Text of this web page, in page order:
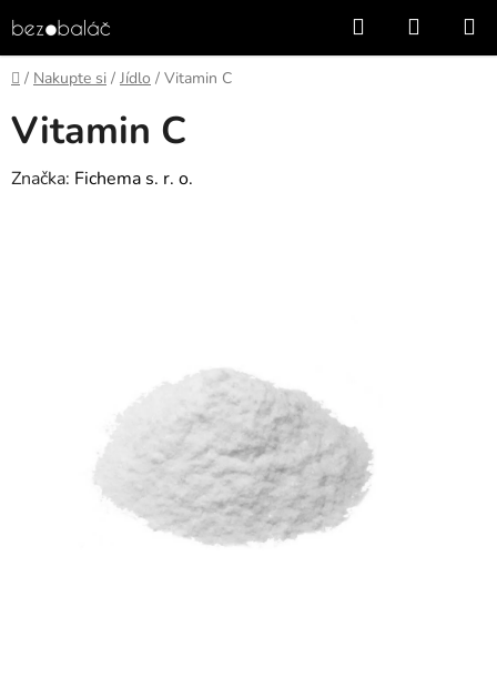
na
obsah
Hledat
KOŠÍK
Domů
/ Nakupte si / Jídlo / Vitamin C
Vitamin C
Značka: Fichema s. r. o.